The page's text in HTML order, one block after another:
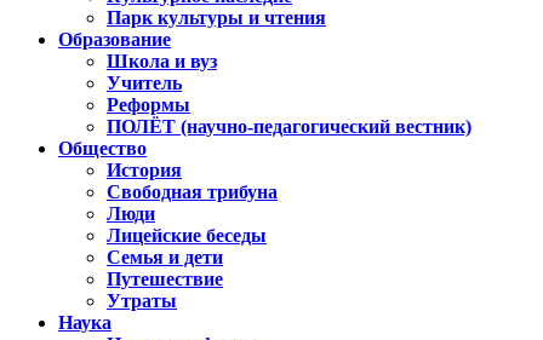
Парк культуры и чтения
Образование
Школа и вуз
Учитель
Реформы
ПОЛЁТ (научно-педагогический вестник)
Общество
История
Свободная трибуна
Люди
Лицейские беседы
Семья и дети
Путешествие
Утраты
Наука